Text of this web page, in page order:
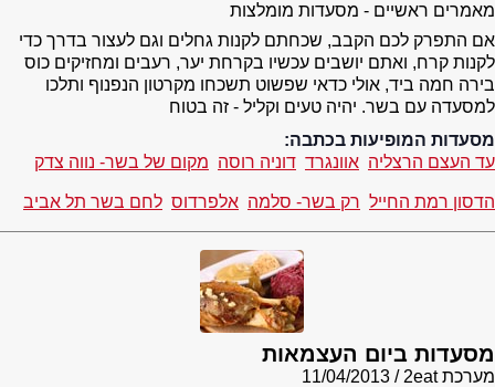
מאמרים ראשיים - מסעדות מומלצות
אם התפרק לכם הקבב, שכחתם לקנות גחלים וגם לעצור בדרך כדי
לקנות קרח, ואתם יושבים עכשיו בקרחת יער, רעבים ומחזיקים כוס
בירה חמה ביד, אולי כדאי שפשוט תשכחו מקרטון הנפנוף ותלכו
למסעדה עם בשר. יהיה טעים וקליל - זה בטוח
מסעדות המופיעות בכתבה:
עד העצם הרצליה אוונגרד דוניה רוסה מקום של בשר- נווה צדק
הדסון רמת החייל רק בשר- סלמה אלפרדוס לחם בשר תל אביב
מסעדות ביום העצמאות
מערכת 2eat
11/04/2013